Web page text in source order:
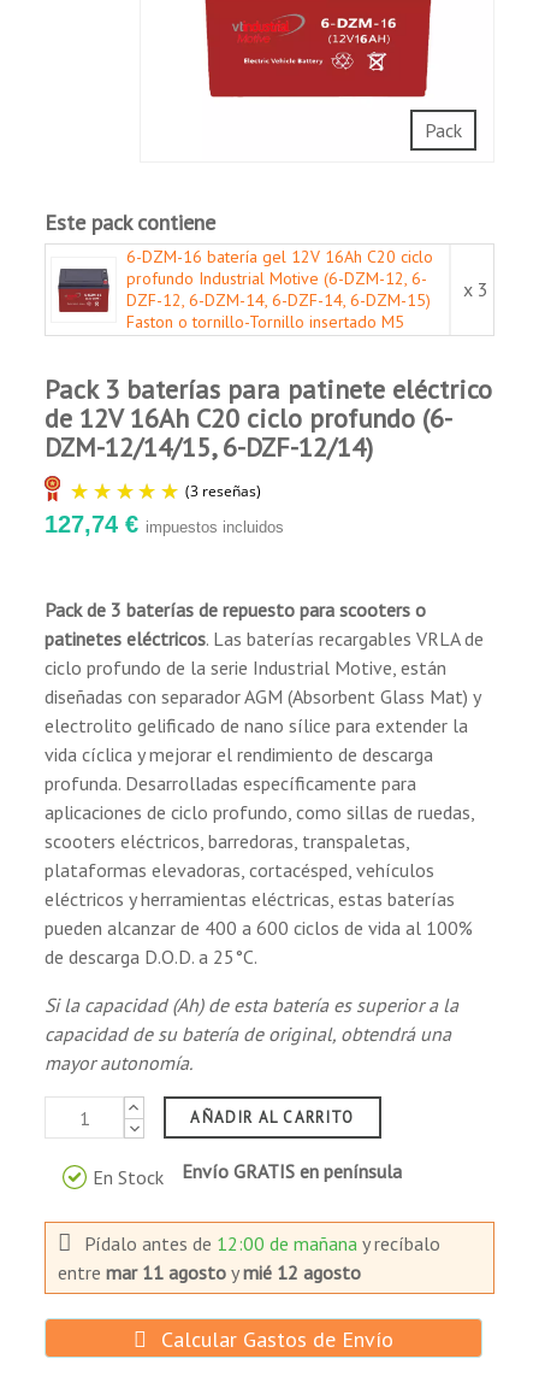
Pack
Este pack contiene
6-DZM-16 batería gel 12V 16Ah C20 ciclo
profundo Industrial Motive (6-DZM-12, 6-
DZF-12, 6-DZM-14, 6-DZF-14, 6-DZM-15)
Faston o tornillo-Tornillo insertado M5
x 3
Pack 3 baterías para patinete eléctrico
de 12V 16Ah C20 ciclo profundo (6-
DZM-12/14/15, 6-DZF-12/14)
(3 reseñas)
127,74 € impuestos incluidos
Pack de 3 baterías de repuesto para scooters o
patinetes eléctricos. Las baterías recargables VRLA de
ciclo profundo de la serie Industrial Motive, están
diseñadas con separador AGM (Absorbent Glass Mat) y
electrolito gelificado de nano sílice para extender la
vida cíclica y mejorar el rendimiento de descarga
profunda. Desarrolladas específicamente para
aplicaciones de ciclo profundo, como sillas de ruedas,
scooters eléctricos, barredoras, transpaletas,
plataformas elevadoras, cortacésped, vehículos
eléctricos y herramientas eléctricas, estas baterías
pueden alcanzar de 400 a 600 ciclos de vida al 100%
de descarga D.O.D. a 25°C.
Si la capacidad (Ah) de esta batería es superior a la
capacidad de su batería de original, obtendrá una
mayor autonomía.
AÑADIR AL CARRITO
En Stock Envío GRATIS en península
Pídalo antes de 12:00 de mañanay recíbalo
entremar 11 agosto ymié 12 agosto
Calcular Gastos de Envío
interno de la batería, entre un 5% y un 10%
de mayor capacidad que productos similares.
Alto rendimiento para descarga de grandes
corrientes. Nueva estructura de la rejilla de
placas de resistencia de la batería con
Buena resistencia a la corrosión. Patente
exclusiva de aleación con material de tierras
raras.
Alto rendimiento a baja temperatura. Con
criogénica de alta actividad a la placa, el
producto tiene una gran capacidad de
aceptación a la baja temperatura.
Seguridad y fiabilidad. Diseño independiente
con válvula de seguridad automática
antisecado y extraíble para control, así como
para mejorar la eficiencia de sellado.
Construcción:
Placa positiva - Rejilla de aleación de tierras
raras patentada con pasta especial para
ralentizar el reblandecimiento del material
activo positivo durante la aplicación de ciclos
de descarga profunda.
Placa negativa - Rejilla de Pb-Ca equilibrada
para mejorar la eficiencia de recombinación y
reducir la pérdida de agua.
Separador - Avanzado separador AGM para
diseño de célula de alta presión, previene
micro cortocircuitos.
Electrolito - Ácido sulfúrico diluido de alta
pureza con electrolitos de gel de nano sílice
mejorar el rendimiento de descarga profunda.
Contenedor y tapa de la batería - ABS UL94-
HB (ABS UL94-V0 ignífugo es opcional).
Herramientas o juguetes eléctricos
Bicicletas y triciclos eléctrico.
Carros y carritos de golf.
Vehículos eléctricos.
Julio E.
Publicado el 6/27/26, 8:14 AM (Fecha del
pedido : 6/4/2026)
Publicado el 8/27/24, 10:58 PM
Todo bien
Comprador Verificado
Publicado el 5/28/24, 8:29 PM